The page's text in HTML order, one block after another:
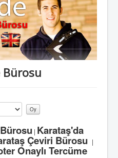
Bürosu
| Karataş'da
Çeviri Bürosu |
Onaylı Tercüme